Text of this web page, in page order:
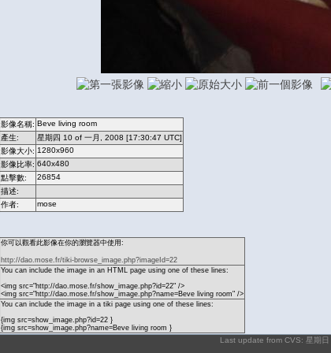
影像名稱: Beve living room
產生:
星期四 10 of 一月, 2008 [17:30:47 UTC]
影像大小: 1280x960
影像比率: 640x480
點擊數:
26854
描述:
作者:
mose
你可以觀看此影像在你的瀏覽器中使用:
http://dao.mose.fr/tiki-browse_image.php?imageId=22
You can include the image in an HTML page using one of these lines:
<img src="http://dao.mose.fr/show_image.php?id=22" />
<img src="http://dao.mose.fr/show_image.php?name=Beve living room" />
You can include the image in a tiki page using one of these lines:
{img src=show_image.php?id=22 }
{img src=show_image.php?name=Beve living room }
Last update from CVS: 星期